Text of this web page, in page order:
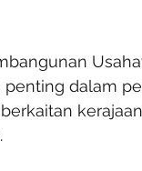
dalam